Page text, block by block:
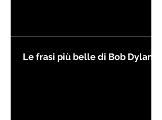
Le frasi più belle di Bob Dylan